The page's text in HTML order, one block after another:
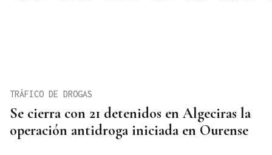
Se cierra con 21 detenidos en Algeciras la
operación antidroga iniciada en Ourense
TRÁFICO DE DROGAS